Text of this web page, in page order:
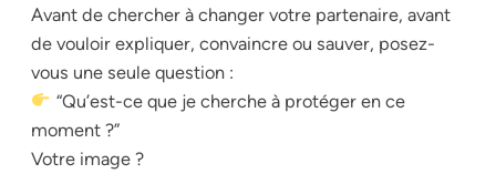
Avant de chercher à changer votre partenaire, avant
de vouloir expliquer, convaincre ou sauver, posez-
vous une seule question :
“Qu’est-ce que je cherche à protéger en ce
moment ?”
Votre image ?